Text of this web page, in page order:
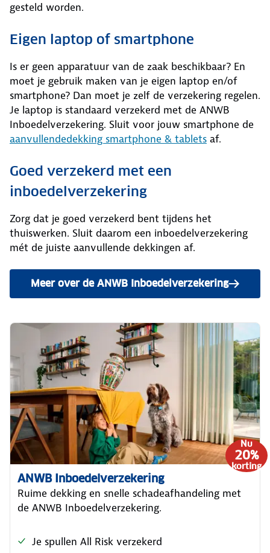
gesteld worden.
Eigen laptop of smartphone
Is er geen apparatuur van de zaak beschikbaar? En
moet je gebruik maken van je eigen laptop en/of
smartphone? Dan moet je zelf de verzekering regelen.
Je laptop is standaard verzekerd met de ANWB
Inboedelverzekering. Sluit voor jouw smartphone de
aanvullendedekking smartphone & tablets af.
Goed verzekerd met een
inboedelverzekering
Zorg dat je goed verzekerd bent tijdens het
thuiswerken. Sluit daarom een inboedelverzekering
mét de juiste aanvullende dekkingen af.
Meer over de ANWB Inboedelverzekering
en bereken je premie.
Nu
20%
korting
ANWB Inboedelverzekering
Ruime dekking en snelle schadeafhandeling met
de ANWB Inboedelverzekering.
Je spullen All Risk verzekerd